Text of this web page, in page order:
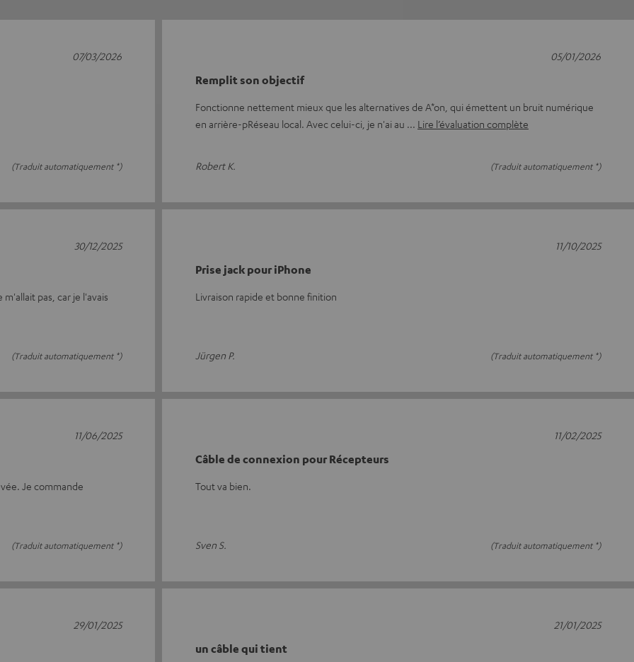
(Traduit automatiquement *)
07/03/2026
Remplit son objectif
Fonctionne nettement mieux que les alternatives de A*on, qui émettent un bruit numérique
en arrière-pRéseau local. Avec celui-ci, je n'ai au
Lire l’évaluation complète
Robert K. (Traduit automatiquement *)
05/01/2026
pas, car je l'avais
(Traduit automatiquement *)
30/12/2025
Prise jack pour iPhone
Livraison rapide et bonne finition
Jürgen P. (Traduit automatiquement *)
11/10/2025
Je commande
(Traduit automatiquement *)
11/06/2025
Câble de connexion pour Récepteurs
Tout va bien.
Sven S. (Traduit automatiquement *)
11/02/2025
29/01/2025
un câble qui tient
21/01/2025